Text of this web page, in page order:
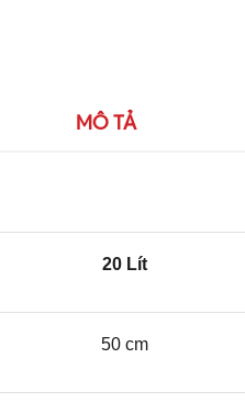
MÔ TẢ
20 Lít
50 cm